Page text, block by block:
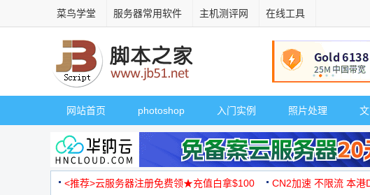
菜鸟学堂 服务器常用软件 主机测评网 在线工具
网站首页 photoshop 入门实例 照片处理
<推荐>云服务器注册免费领★充值白拿$100 CN2加速 不限流 本港